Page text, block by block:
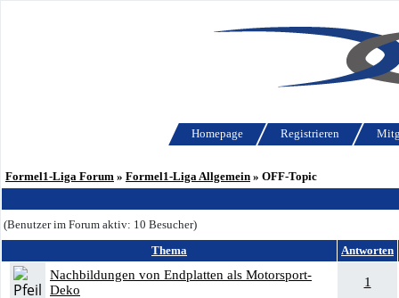
Homepage Registrieren
Formel1-Liga Forum » Formel1-Liga Allgemein » OFF-Topic
(Benutzer im Forum aktiv: 10 Besucher)
Thema
Antworten
Nachbildungen von Endplatten als Motorsport-
Deko
1